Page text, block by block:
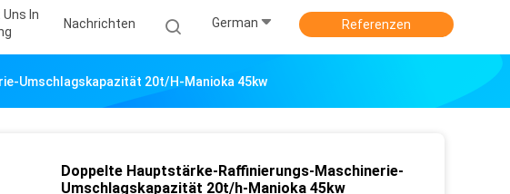
In
Nachrichten German Referenzen
Umschlagskapazität 20t/h-Manioka 45kw
Doppelte Hauptstärke-Raffinierungs-Maschinerie-
Umschlagskapazität 20t/h-Manioka 45kw